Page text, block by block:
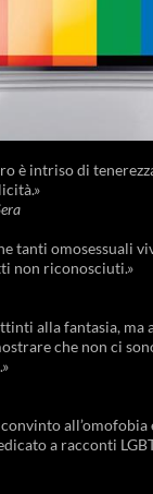
è intriso di
tanti omosessuali
non riconosciuti.»
alla fantasia, ma
che non ci
all’omofobia
a racconti